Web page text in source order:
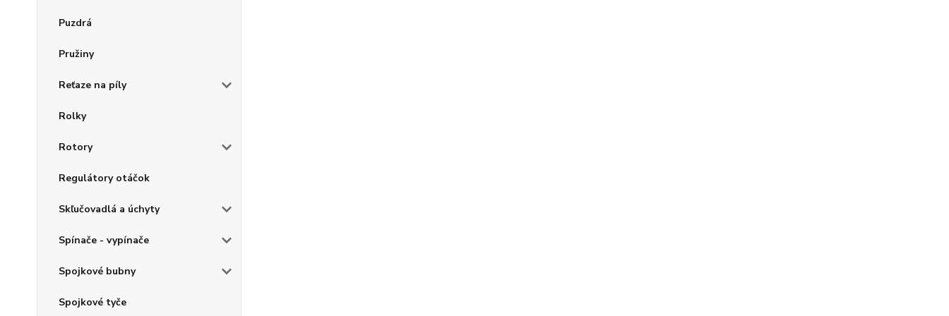
Puzdrá
Pružiny
Reťaze na píly
Rolky
Rotory
Regulátory otáčok
Skľučovadlá a úchyty
Spínače - vypínače
Spojkové bubny
Spojkové tyče